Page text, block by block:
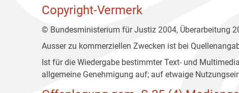
Copyright-Vermerk
© Bundesministerium für Justiz 2004, Überarbeitung
Ausser zu kommerziellen Zwecken ist bei
Ist für die Wiedergabe bestimmter Text- und
allgemeine Genehmigung auf; auf etwaige